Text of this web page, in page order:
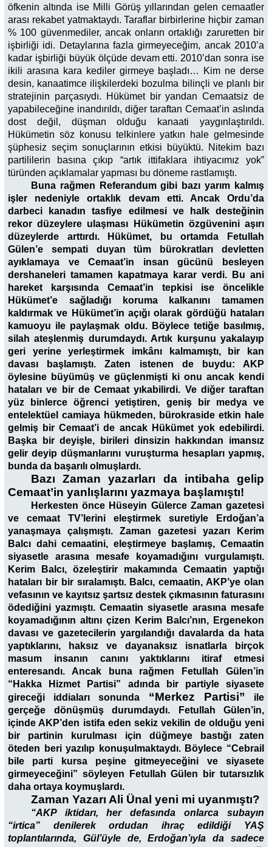
öfkenin altında ise Milli Görüş yıllarından gelen cemaatler
arası rekabet yatmaktaydı. Taraflar birbirlerine hiçbir zaman
% 100 güvenmediler, ancak onların ortaklığı zaruretten bir
işbirliği idi. Detaylarına fazla girmeyeceğim, ancak 2010’a
kadar işbirliği büyük ölçüde devam etti. 2010’dan sonra ise
ikili arasına kara kediler girmeye başladı… Kim ne derse
desin, kanaatimce ilişkilerdeki bozulma bilinçli ve planlı bir
stratejinin parçasıydı. Hükümet bir yandan Cemaatsiz de
yapabileceğine inandırıldı, diğer taraftan Cemaat’in aslında
dost değil, düşman olduğu kanaati yaygınlaştırıldı.
Hükümetin söz konusu telkinlere yatkın hale gelmesinde
şüphesiz seçim sonuçlarının etkisi büyüktü. Nitekim bazı
partililerin basına çıkıp “artık ittifaklara ihtiyacımız yok”
türünden açıklamalar yapması bu döneme rastlamıştı.
Buna rağmen Referandum gibi bazı yarım kalmış
işler nedeniyle ortaklık devam etti. Ancak Ordu’da
darbeci kanadın tasfiye edilmesi ve halk desteğinin
rekor düzeylere ulaşması Hükümetin özgüvenini aşırı
düzeylerde arttırdı. Hükümet, bu ortamda Fetullah
Gülen’e sempati duyan tüm bürokratları devletten
ayıklamaya ve Cemaat’in insan gücünü besleyen
dershaneleri tamamen kapatmaya karar verdi. Bu ani
hareket karşısında Cemaat’in tepkisi ise öncelikle
Hükümet’e sağladığı koruma kalkanını tamamen
kaldırmak ve Hükümet’in açığı olarak gördüğü hataları
kamuoyu ile paylaşmak oldu. Böylece tetiğe basılmış,
silah ateşlenmiş durumdaydı. Artık kurşunu yakalayıp
geri yerine yerleştirmek imkânı kalmamıştı, bir kan
davası başlamıştı. Zaten istenen de buydu: AKP
öylesine büyümüş ve güçlenmişti ki onu ancak kendi
hataları ve bir de Cemaat yıkabilirdi. Ve diğer taraftan
yüz binlerce öğrenci yetiştiren, geniş bir medya ve
entelektüel camiaya hükmeden, bürokraside etkin hale
gelmiş bir Cemaat’i de ancak Hükümet yok edebilirdi.
Başka bir deyişle, birileri dinsizin hakkından imansız
gelir deyip düşmanlarını vuruşturma hesapları yapmış,
bunda da başarılı olmuşlardı.
Bazı Zaman yazarları da intibaha gelip
Cemaat’in yanlışlarını yazmaya başlamıştı!
Herkesten önce Hüseyin Gülerce Zaman gazetesi
ve cemaat TV’lerini eleştirmek suretiyle Erdoğan’a
yanaşmaya çalışmıştı. Zaman gazetesi yazarı Kerim
Balcı dahi cemaatini, eleştirmeye başlamış, Cemaatin
siyasetle arasına mesafe koyamadığını vurgulamıştı.
Kerim Balcı, özeleştirir makamında Cemaatin yaptığı
hataları bir bir sıralamıştı. Balcı, cemaatin, AKP’ye olan
vefasının ve kayıtsız şartsız destek çıkmasının faturasını
ödediğini yazmıştı. Cemaatin siyasetle arasına mesafe
koyamadığının altını çizen Kerim Balcı’nın, Ergenekon
davası ve gazetecilerin yargılandığı davalarda da hata
yaptıklarını, haksız ve dayanaksız isnatlarla birçok
masum insanın canını yaktıklarını itiraf etmesi
enteresandı. Ancak buna rağmen Fetullah Gülen’in
“Hakka Hizmet Partisi” adında bir partiyle siyasete
gireceği iddiaları sonunda “Merkez Partisi”
ile
gerçeğe dönüşmüş durumdaydı. Fetullah Gülen’in,
içinde AKP’den istifa eden sekiz vekilin de olduğu yeni
bir partinin kurulması için düğmeye bastığı zaten
öteden beri yazılıp konuşulmaktaydı. Böylece “Cebrail
bile parti kursa peşine gitmeyeceğini ve siyasete
girmeyeceğini” söyleyen Fetullah Gülen bir tutarsızlık
daha ortaya koymuşlardı.
Zaman Yazarı Ali Ünal yeni mi uyanmıştı?
“AKP iktidarı, her defasında onlarca subayın
“irtica” denilerek ordudan ihraç edildiği YAŞ
toplantılarında, Gül’üyle de, Erdoğan’ıyla da sadece